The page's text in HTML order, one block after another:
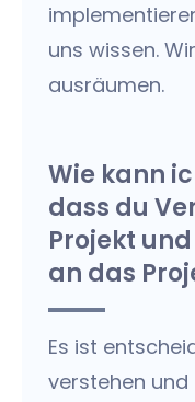
uns wissen.
ausräumen.
Wie kann
dass du
Projekt
an das
Es ist
verstehen und